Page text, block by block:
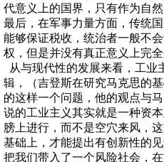
代意义上的国界，只有作为自
最后，在军事力量方面，传统
能够保证税收，统治者一般不
权，但是并没有真正意义上完
从与现代性的发展来看，工业
辑，（吉登斯在研究马克思的
的这样一个问题，他的观点与
说的工业主义其实就是一种资
膀上进行，而不是空穴来风，
基础上，才能提出有创新性的
把我们带入了一个风险社会，